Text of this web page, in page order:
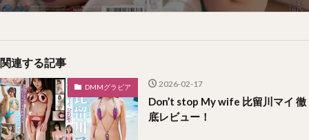
関連する記事
DMMグラビア 2026-02-17
Don’t stop My wife 比留川マイ 徹
底レビュー！